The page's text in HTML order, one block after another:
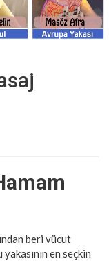
beri vücut
en seçkin